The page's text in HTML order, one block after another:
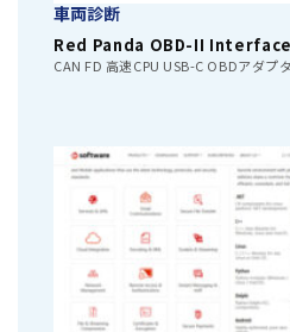
車両診断
Red Panda OBD-II Interface
CAN FD 高速CPU USB-C OBDアダプタ